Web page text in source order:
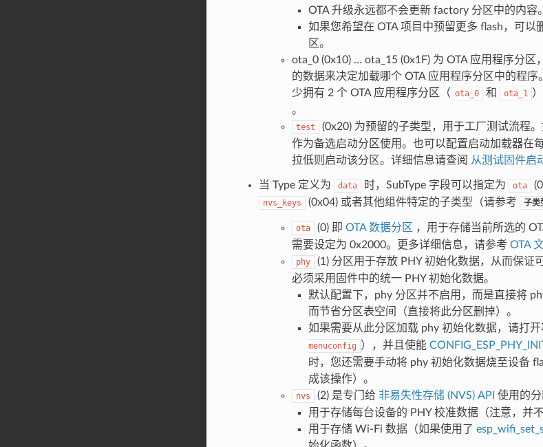
OTA 升级永远都不会更新 factory 分区中的内容。
如果您希望在 OTA 项目中预留更多 flash，可
区。
ota_0 (0x10) … ota_15 (0x1F) 为 OTA 应用程序分
的数据来决定加载哪个 OTA 应用程序分区中的程
少拥有 2 个 OTA 应用程序分区（ ota_0 和 ota_1
。
test
(0x20) 为预留的子类型，用于工厂测试流程
作为备选启动分区使用。也可以配置启动加载器在
拉低则启动该分区。详细信息请查阅 从测试固件启
当 Type 定义为 data 时，SubType 字段可以指定为 ota
nvs_keys (0x04) 或者其他组件特定的子类型（请参考 子类
ota (0) 即 OTA 数据分区 ，用于存储当前所选的
需要设定为 0x2000。更多详细信息，请参考 OTA
phy
(1) 分区用于存放 PHY 初始化数据，从而保证
必须采用固件中的统一 PHY 初始化数据。
默认配置下，phy 分区并不启用，而是直接将
而节省分区表空间（直接将此分区删掉）。
如果需要从此分区加载 phy 初始化数据，请打
menuconfig
），并且使能
时，您还需要手动将 phy 初始化数据烧至设备
成该操作）。
nvs (2) 是专门给 非易失性存储 (NVS) API 使用的分
用于存储每台设备的 PHY 校准数据（注意，并
用于存储 Wi-Fi 数据（如果使用了